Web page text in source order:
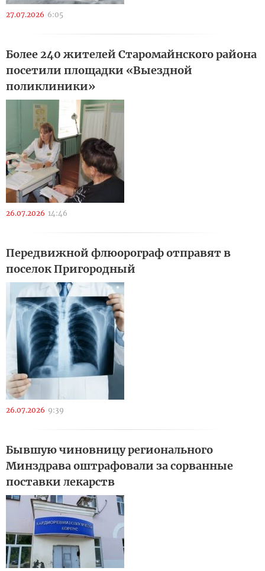
27.07.2026 6:05
Более 240 жителей Старомайнского района
посетили площадки «Выездной
поликлиники»
26.07.2026 14:46
Передвижной флюорограф отправят в
поселок Пригородный
26.07.2026 9:39
Бывшую чиновницу регионального
Минздрава оштрафовали за сорванные
поставки лекарств